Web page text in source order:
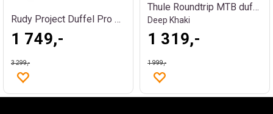
Rudy Project Duffel Pro 72 sort
1 749,-
3 299,-
Thule Roundtrip MTB duffel 70L
Deep Khaki
1 319,-
1 999,-